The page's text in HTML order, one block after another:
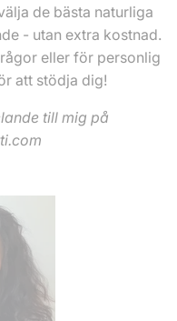
de bästa naturliga
- utan extra kostnad.
eller för personlig
att stödja dig!
till mig på